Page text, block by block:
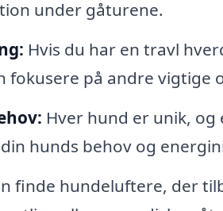
under gåturene.
Hvis du har en travl
fokusere på andre vigtige
Hver hund er unik,
hunds behov og
finde hundeluftere, der